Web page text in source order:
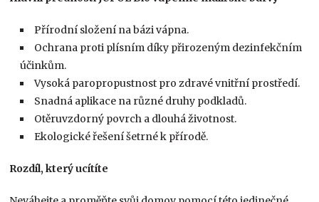
Přírodní složení na bázi vápna.
Ochrana proti plísním díky přirozeným dezinfekčním
účinkům.
Vysoká paropropustnost pro zdravé vnitřní prostředí.
Snadná aplikace na různé druhy podkladů.
Otěruvzdorný povrch a dlouhá životnost.
Ekologické řešení šetrné k přírodě.
Rozdíl, který ucítíte